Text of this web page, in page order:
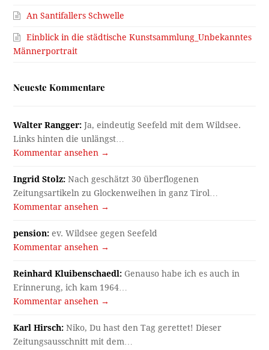
An Santifallers Schwelle
Einblick in die städtische Kunstsammlung_Unbekanntes
Männerportrait
Neueste Kommentare
Walter Rangger: Ja, eindeutig Seefeld mit dem Wildsee.
Links hinten die unlängst…
Kommentar ansehen →
Ingrid Stolz: Nach geschätzt 30 überflogenen
Zeitungsartikeln zu Glockenweihen in ganz Tirol…
Kommentar ansehen →
pension: ev. Wildsee gegen Seefeld
Kommentar ansehen →
Reinhard Kluibenschaedl: Genauso habe ich es auch in
Erinnerung, ich kam 1964…
Kommentar ansehen →
Karl Hirsch: Niko, Du hast den Tag gerettet! Dieser
Zeitungsausschnitt mit dem…